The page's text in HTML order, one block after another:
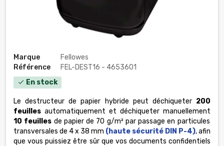
Marque
Fellowes
Référence
FEL-DEST16 - 4653601
check En stock
Le destructeur de papier hybride peut déchiqueter 200
feuilles automatiquement et déchiqueter manuellement
10 feuilles de papier de 70 g/m² par passage en particules
transversales de 4 x 38 mm (haute sécurité DIN P-4), afin
que vous puissiez être sûr que vos documents confidentiels